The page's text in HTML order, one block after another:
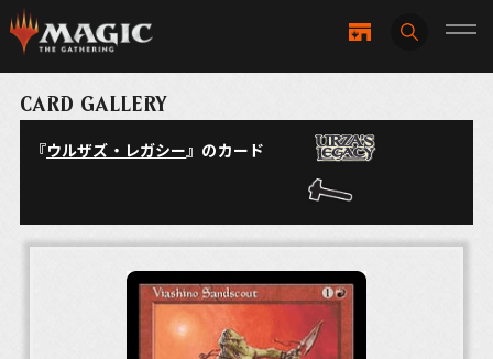
CARD GALLERY
『ウルザズ・レガシー』のカード